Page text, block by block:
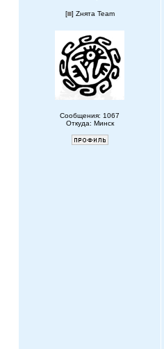
[ ] Zнята Team
Сообщения: 1067
Откуда: Минск